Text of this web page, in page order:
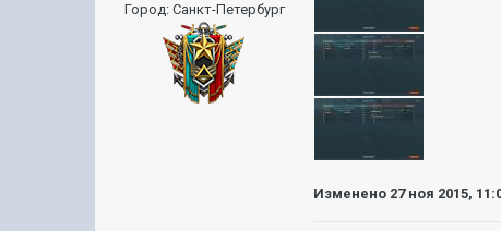
Город: Санкт-Петербург
Изменено 27 ноя 2015,